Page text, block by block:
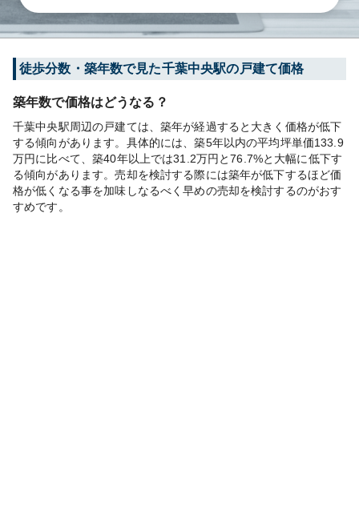
徒歩分数・築年数で見た千葉中央駅の戸建て価格
築年数で価格はどうなる？
千葉中央駅周辺の戸建ては、築年が経過すると大きく価格が低下
する傾向があります。具体的には、築5年以内の平均坪単価133.9
万円に比べて、築40年以上では31.2万円と76.7%と大幅に低下す
る傾向があります。売却を検討する際には築年が低下するほど価
格が低くなる事を加味しなるべく早めの売却を検討するのがおす
すめです。